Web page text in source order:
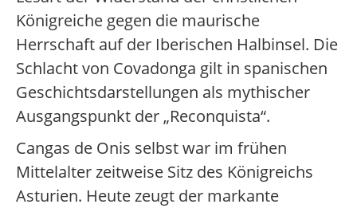
Königreiche gegen die maurische
Herrschaft auf der Iberischen Halbinsel. Die
Schlacht von Covadonga gilt in spanischen
Geschichtsdarstellungen als mythischer
Ausgangspunkt der „Reconquista“.
Cangas de Onis selbst war im frühen
Mittelalter zeitweise Sitz des Königreichs
Asturien. Heute zeugt der markante